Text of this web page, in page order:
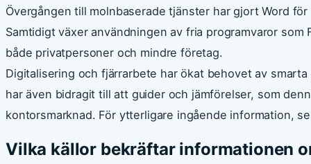
Övergången till molnbaserade tjänster har gjort Word
Samtidigt växer användningen av fria programvaror
både privatpersoner och mindre företag.
Digitalisering och fjärrarbete har ökat behovet av
har även bidragit till att guider och jämförelser, som
kontorsmarknad. För ytterligare ingående information,
Vilka källor bekräftar informationen